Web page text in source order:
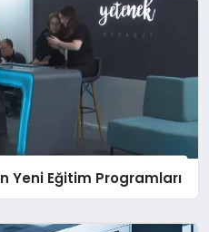
Yeni Eğitim Programları